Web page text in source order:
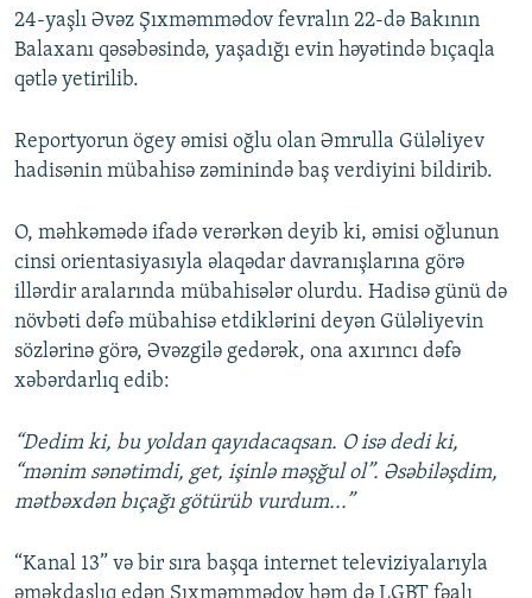
24-yaşlı Əvəz Şıxməmmədov fevralın 22-də Bakının
Balaxanı qəsəbəsində, yaşadığı evin həyətində bıçaqla
qətlə yetirilib.
Reportyorun ögey əmisi oğlu olan Əmrulla Güləliyev
hadisənin mübahisə zəminində baş verdiyini bildirib.
O, məhkəmədə ifadə verərkən deyib ki, əmisi oğlunun
cinsi orientasiyasıyla əlaqədar davranışlarına görə
illərdir aralarında mübahisələr olurdu. Hadisə günü də
növbəti dəfə mübahisə etdiklərini deyən Güləliyevin
sözlərinə görə, Əvəzgilə gedərək, ona axırıncı dəfə
xəbərdarlıq edib:
“Dedim ki, bu yoldan qayıdacaqsan. O isə dedi ki,
“mənim sənətimdi, get, işinlə məşğul ol”. Əsəbiləşdim,
mətbəxdən bıçağı götürüb vurdum...”
“Kanal 13” və bir sıra başqa internet televiziyalarıyla
əməkdaşlıq edən Şıxməmmədov həm də LGBT fəalı